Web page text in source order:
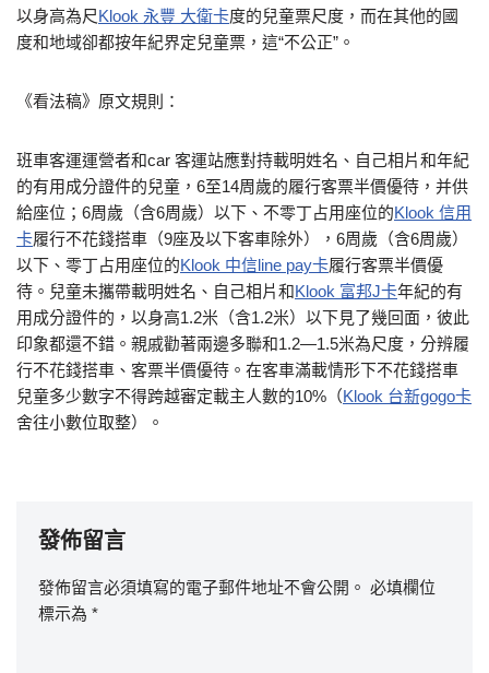
以身高為尺Klook 永豐 大衛卡度的兒童票尺度，而在其他的國
度和地域卻都按年紀界定兒童票，這“不公正”。
《看法稿》原文規則：
班車客運運營者和car 客運站應對持載明姓名、自己相片和年紀
的有用成分證件的兒童，6至14周歲的履行客票半價優待，并供
給座位；6周歲（含6周歲）以下、不零丁占用座位的Klook 信用
卡履行不花錢搭車（9座及以下客車除外），6周歲（含6周歲）
以下、零丁占用座位的Klook 中信line pay卡履行客票半價優
待。兒童未攜帶載明姓名、自己相片和Klook 富邦J卡年紀的有
用成分證件的，以身高1.2米（含1.2米）以下見了幾回面，彼此
印象都還不錯。親戚勸著兩邊多聯和1.2—1.5米為尺度，分辨履
行不花錢搭車、客票半價優待。在客車滿載情形下不花錢搭車
兒童多少數字不得跨越審定載主人數的10%（Klook 台新gogo卡
舍往小數位取整）。
發佈留言
發佈留言必須填寫的電子郵件地址不會公開。 必填欄位
標示為 *